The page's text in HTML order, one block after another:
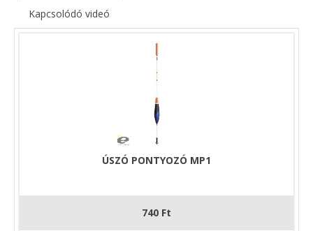
Kapcsolódó videó
ÚSZÓ PONTYOZÓ MP1
740 Ft